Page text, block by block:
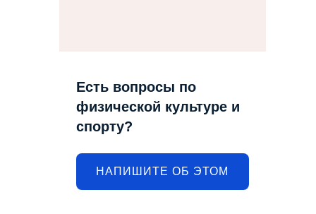
Есть вопросы по
физической культуре и
спорту?
НАПИШИТЕ ОБ ЭТОМ